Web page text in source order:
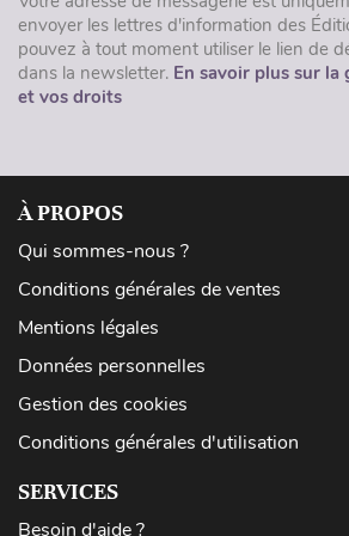
envoyer les lettres d'information des
pouvez à tout moment utiliser le lien de
dans la newsletter. En savoir plus sur la
et vos droits
À PROPOS
Qui sommes-nous ?
Conditions générales de ventes
Mentions légales
Données personnelles
Gestion des cookies
Conditions générales d'utilisation
SERVICES
Besoin d'aide ?